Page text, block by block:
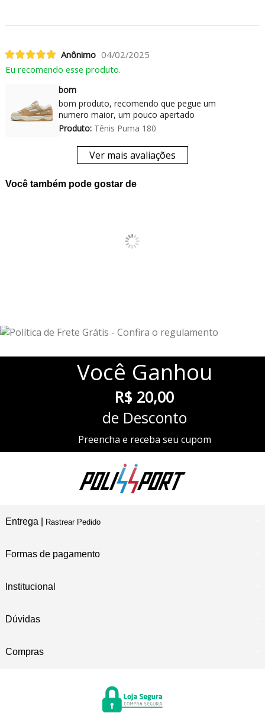
Anônimo 04/02/2025
Eu recomendo esse produto.
bom
bom produto, recomendo que pegue um
numero maior, um pouco apertado
Produto:Tênis Puma 180
Ver mais avaliações
Você também pode gostar de
Você Ganhou
R$ 20,00
de Desconto
Preencha e receba seu cupom
Entrega | Rastrear Pedido
Formas de pagamento
Institucional
Dúvidas
Compras